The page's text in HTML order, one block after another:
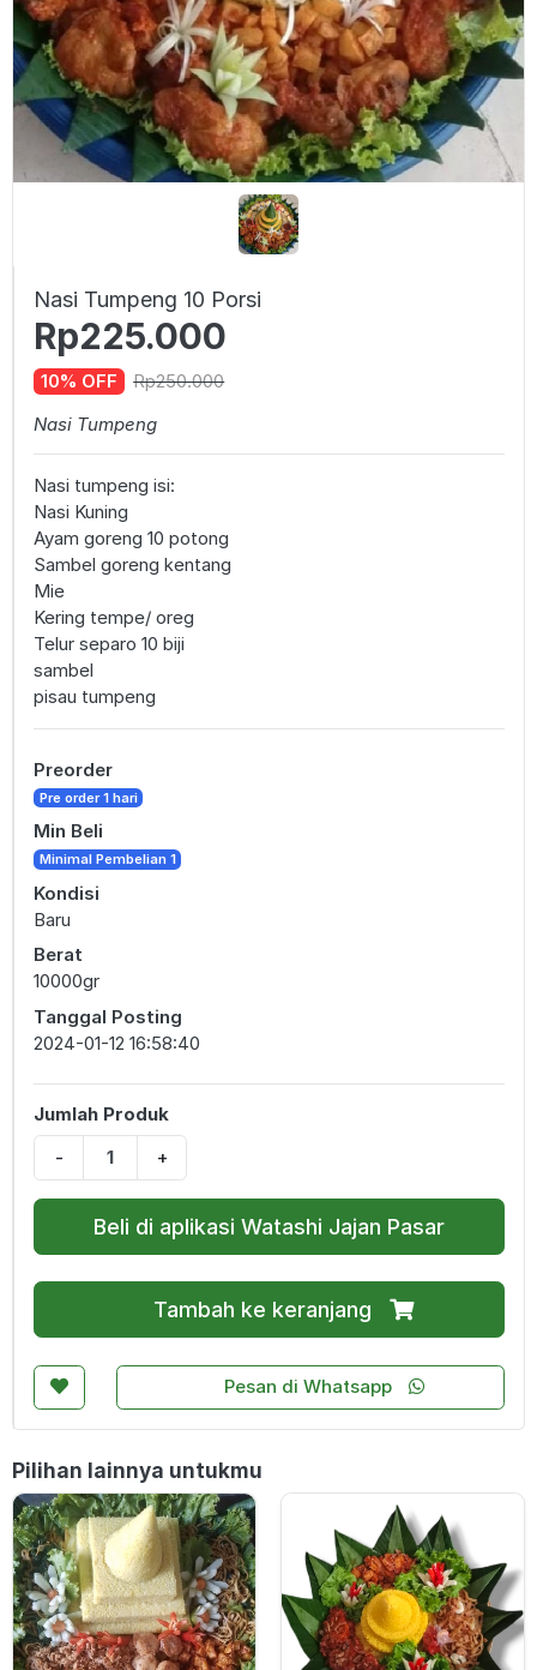
Nasi Tumpeng 10 Porsi
Rp225.000
10% OFF
Rp250.000
Nasi Tumpeng
Nasi tumpeng isi:
Nasi Kuning
Ayam goreng 10 potong
Sambel goreng kentang
Mie
Kering tempe/ oreg
Telur separo 10 biji
sambel
pisau tumpeng
Preorder
Pre order 1 hari
Min Beli
Minimal Pembelian 1
Kondisi
Baru
Berat
10000gr
Tanggal Posting
2024-01-12 16:58:40
Jumlah Produk
-
+
Beli di aplikasi Watashi Jajan Pasar
Tambah ke keranjang
Pesan di Whatsapp
Pilihan lainnya untukmu